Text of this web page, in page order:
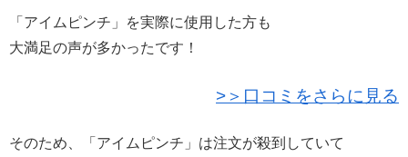
「アイムピンチ」を実際に使用した方も
大満足の声が多かったです！
>＞口コミをさらに見る
そのため、「アイムピンチ」は注文が殺到していて